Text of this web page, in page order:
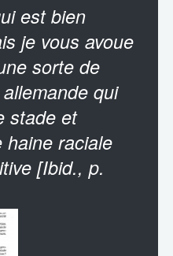
est bien
je vous avoue
sorte de
qui
stade et
haine raciale
[Ibid., p.